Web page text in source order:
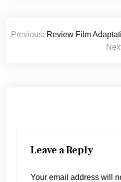
Post
Previous: Review Film
Leave a Reply
Your email address will